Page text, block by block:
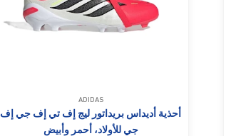
ADIDAS
أحذية أديداس بريداتور ليج إف تي إف جي إف
جي للأولاد، أحمر وأبيض